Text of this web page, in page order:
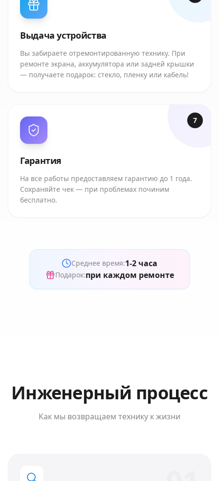
Выдача устройства
Вы забираете отремонтированную технику. При
ремонте экрана, аккумулятора или задней крышки
— получаете подарок: стекло, пленку или кабель!
7
Гарантия
На все работы предоставляем гарантию до 1 года.
Сохраняйте чек — при проблемах починим
бесплатно.
Среднее время:1-2 часа
Подарок:при каждом ремонте
Инженерный процесс
Как мы возвращаем технику к жизни